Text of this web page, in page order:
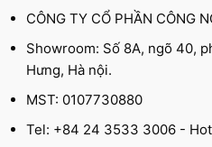
CÔNG TY CỔ PHẦN CÔNG
Showroom: Số 8A, ngõ 40,
Hưng, Hà nội.
MST: 0107730880
Tel: +84 24 3533 3006 -